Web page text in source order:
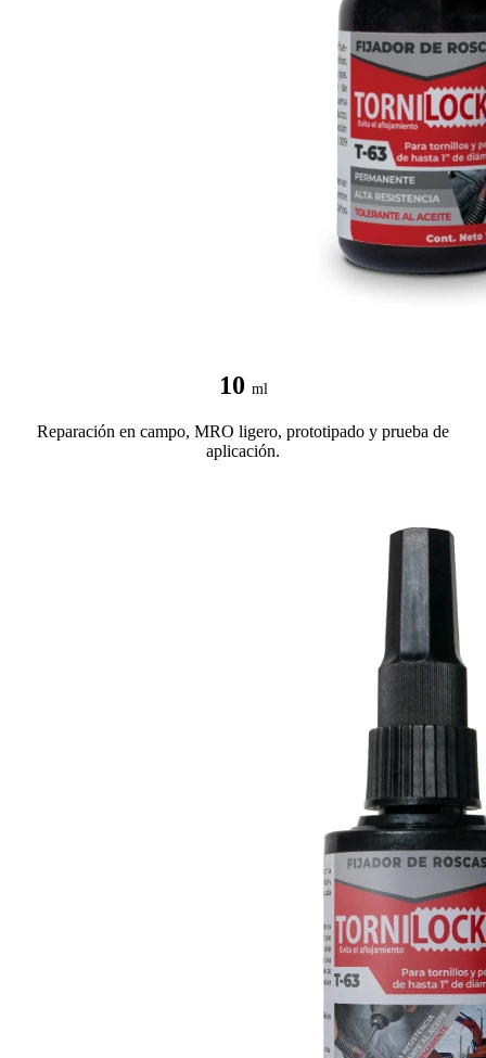
10 ml
Reparación en campo, MRO ligero, prototipado y prueba de
aplicación.